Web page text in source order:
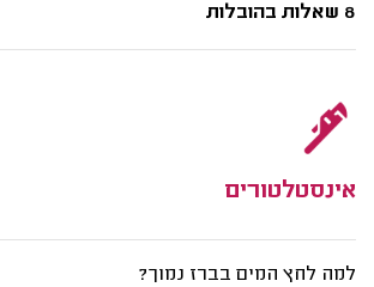
8 שאלות בהובלות
אינסטלטורים
למה לחץ המים בברז נמוך?